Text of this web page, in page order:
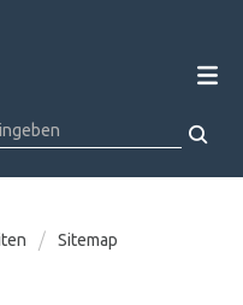
Sitemap